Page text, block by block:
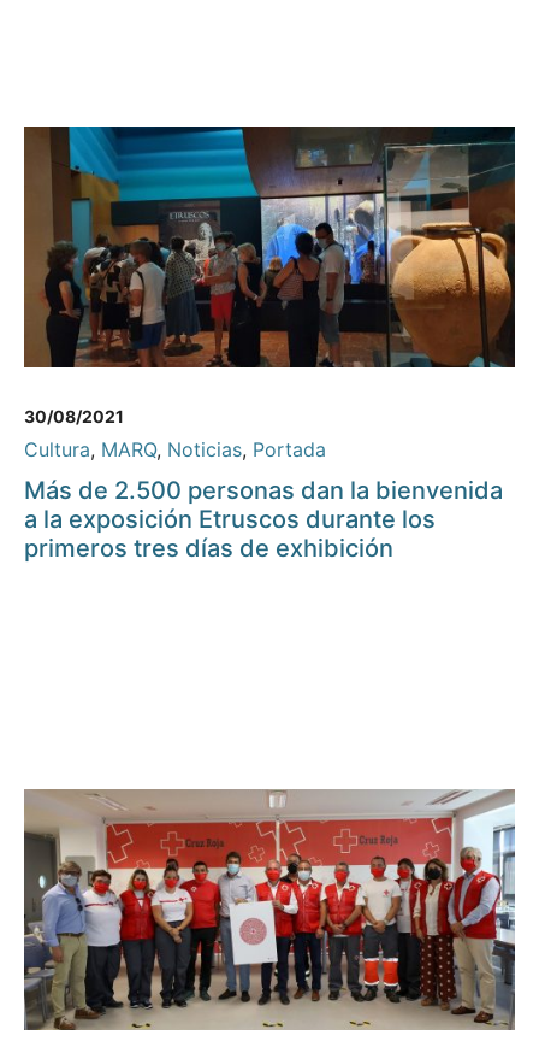
30/08/2021
Cultura, MARQ, Noticias, Portada
Más de 2.500 personas dan la bienvenida
a la exposición Etruscos durante los
primeros tres días de exhibición